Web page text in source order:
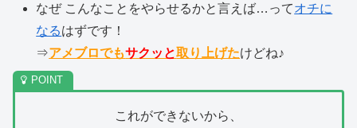
なぜ こんなことをやらせるかと言えば…ってオチに
なるはずです！
⇒アメブロでもサクッと取り上げたけどね♪
これができないから、